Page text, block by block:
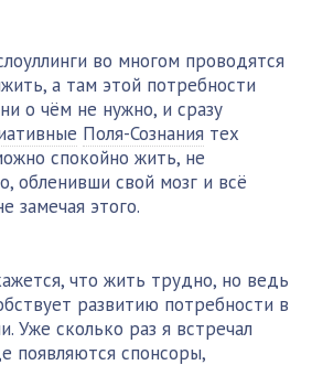
во многом проводятся
а там этой потребности
о чём не нужно, и сразу
Поля-Сознания тех
спокойно жить, не
обленивши свой мозг и всё
замечая этого.
что жить трудно, но ведь
развитию потребности в
Уже сколько раз я встречал
появляются спонсоры,